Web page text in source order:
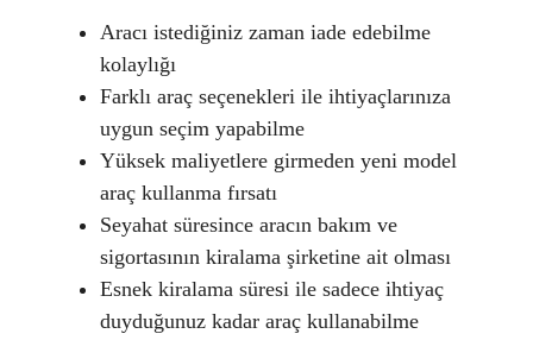
Aracı istediğiniz zaman iade edebilme
kolaylığı
Farklı araç seçenekleri ile ihtiyaçlarınıza
uygun seçim yapabilme
Yüksek maliyetlere girmeden yeni model
araç kullanma fırsatı
Seyahat süresince aracın bakım ve
sigortasının kiralama şirketine ait olması
Esnek kiralama süresi ile sadece ihtiyaç
duyduğunuz kadar araç kullanabilme